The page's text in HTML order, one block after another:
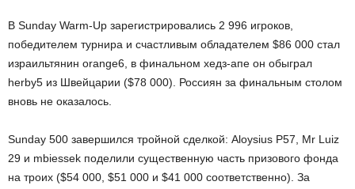
В Sunday Warm-Up зарегистрировались 2 996 игроков,
победителем турнира и счастливым обладателем $86 000 стал
израильтянин orange6, в финальном хедз-апе он обыграл
herby5 из Швейцарии ($78 000). Россиян за финальным столом
вновь не оказалось.
Sunday 500 завершился тройной сделкой: Aloysius P57, Mr Luiz
29 и mbiessek поделили существенную часть призового фонда
на троих ($54 000, $51 000 и $41 000 соответственно). За